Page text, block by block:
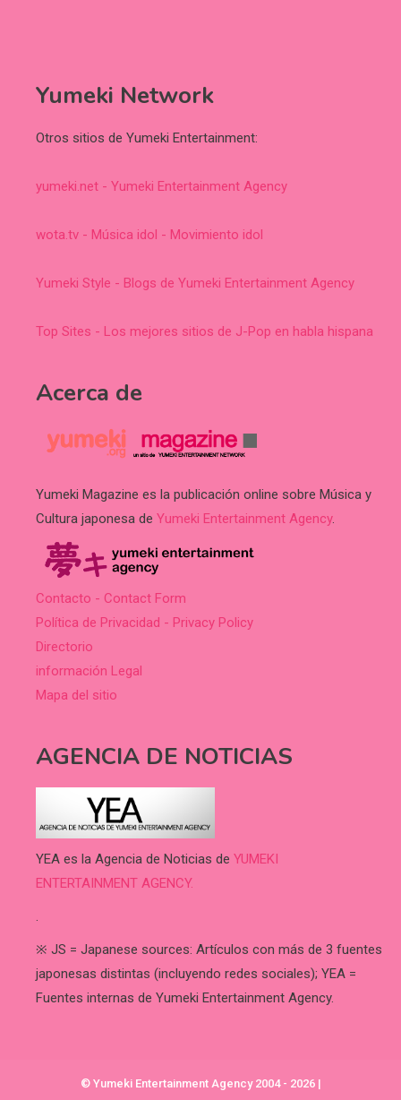
Yumeki Network
Otros sitios de Yumeki Entertainment:
yumeki.net - Yumeki Entertainment Agency
wota.tv - Música idol - Movimiento idol
Yumeki Style - Blogs de Yumeki Entertainment Agency
Top Sites - Los mejores sitios de J-Pop en habla hispana
Acerca de
Yumeki Magazine es la publicación online sobre Música y
Cultura japonesa de Yumeki Entertainment Agency.
Contacto - Contact Form
Política de Privacidad - Privacy Policy
Directorio
información Legal
Mapa del sitio
AGENCIA DE NOTICIAS
YEA es la Agencia de Noticias de YUMEKI
ENTERTAINMENT AGENCY.
.
※ JS = Japanese sources: Artículos con más de 3 fuentes
japonesas distintas (incluyendo redes sociales); YEA =
Fuentes internas de Yumeki Entertainment Agency.
© Yumeki Entertainment Agency 2004 - 2026 |